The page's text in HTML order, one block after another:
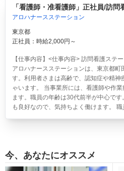
「看護師・准看護師」正社員/訪
アロハナースステーション
東京都
正社員：時給2,000円～
【仕事内容】<仕事内容> 訪問看護ステ
アロハナースステーションは、東京都
す。利用者さまは高齢で、認知症や精神
ゃいます。 当事業所には、看護師や作
ます。職員の年齢は30代前半が中心で
も良好なので、気持ちよく働けます。
今、あなたにオススメ